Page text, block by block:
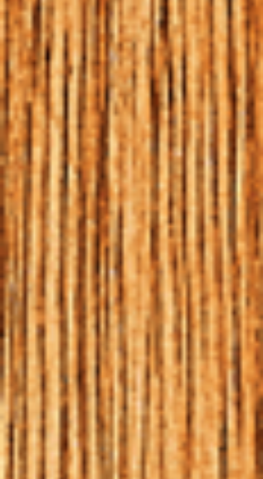
PETRA ORIGEM: A
CERVEJA DE TODOS OS
MOMENTOS
|
PETRA ORIGEM: A CERVEJA DE TODOS OS
MOMENTOS
06 | JAN | 2020